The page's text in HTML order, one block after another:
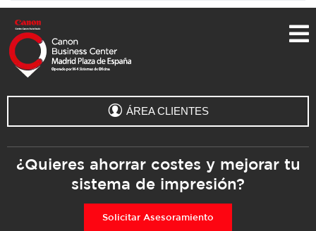
ÁREA CLIENTES
¿Quieres ahorrar costes y mejorar tu
sistema de impresión?
Solicitar Asesoramiento